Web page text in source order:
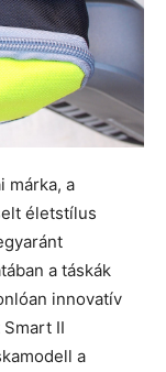
márka, a
életstílus
a táskák
innovatív
II
a